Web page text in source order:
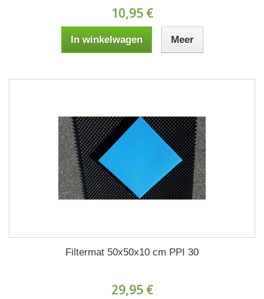
10,95 €
In winkelwagen Meer
Filtermat 50x50x10 cm PPI 30
29,95 €